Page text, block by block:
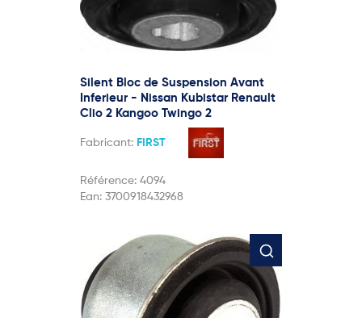
Silent Bloc de Suspension Avant
Inferieur - Nissan Kubistar Renault
Clio 2 Kangoo Twingo 2
Fabricant: FIRST
Référence: 4094
Ean: 3700918432968